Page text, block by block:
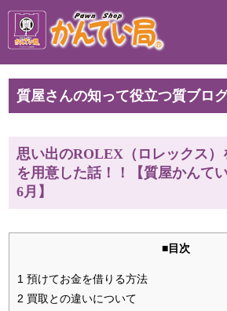
質屋さんの知って役立つ質ブロ
思い出のROLEX（ロレックス）
を用意した話！！【質屋かんて
6月】
■目次
1 預けてお金を借りる方法
2 買取との違いについて